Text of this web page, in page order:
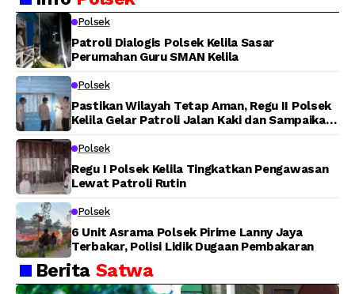
Warga Panen Jagung
Lahan di Jalan Poros
Polsek
Patroli Dialogis Polsek Kelila Sasar
Perumahan Guru SMAN Kelila
Polsek
Pastikan Wilayah Tetap Aman, Regu II Polsek
Kelila Gelar Patroli Jalan Kaki dan Sampaikan
Polsek
Regu I Polsek Kelila Tingkatkan Pengawasan
Lewat Patroli Rutin
Polsek
6 Unit Asrama Polsek Pirime Lanny Jaya
Terbakar, Polisi Lidik Dugaan Pembakaran
Berita Satwa